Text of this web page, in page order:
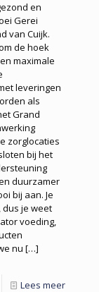
en
Gerei
van Cuijk.
de hoek
maximale
leveringen
als
Grand
zorglocaties
bij het
duurzamer
bij aan. Je
je weet
voeding,
nu […]
Lees meer